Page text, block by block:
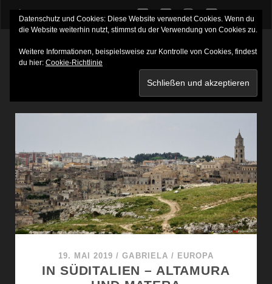
twitterfacebookinstagram
youtube
KULTURHAUPTSTADT 2019
19. MAI 2019 /GABRIELA / EUROPA
IN SÜDITALIEN – ALTAMURA
Datenschutz und Cookies: Diese Website verwendet Cookies. Wenn du
die Website weiterhin nutzt, stimmst du der Verwendung von Cookies zu.
Weitere Informationen, beispielsweise zur Kontrolle von Cookies, findest
du hier: Cookie-Richtlinie